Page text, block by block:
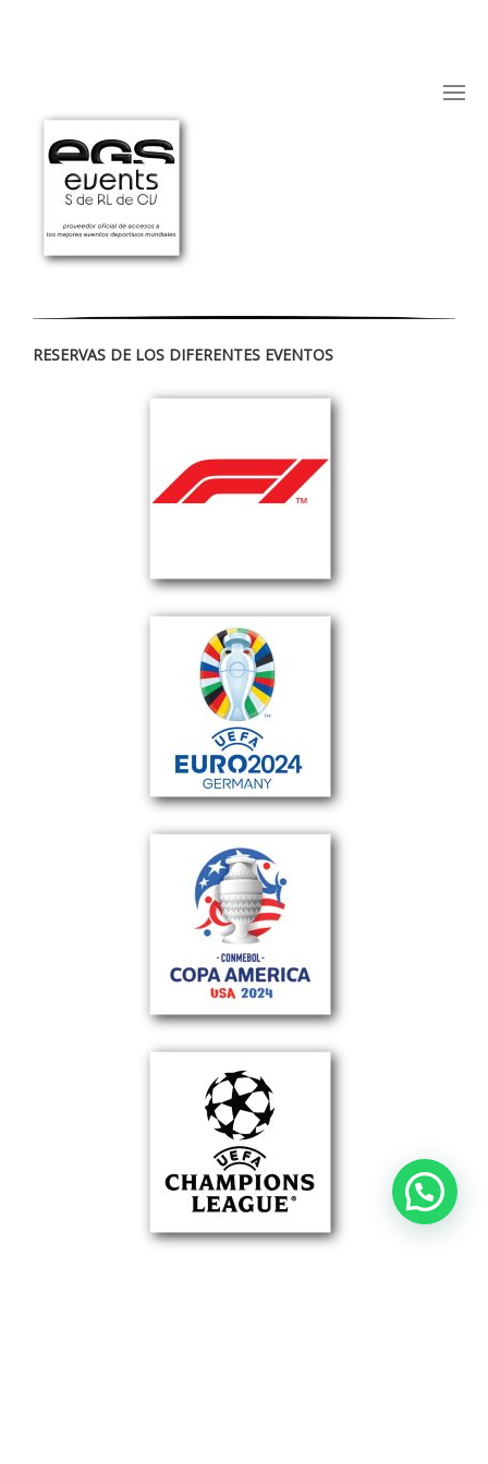
RESERVAS DE LOS DIFERENTES EVENTOS
aviso de privacidadtérminos y condiciones
whatsapp: +52 56 1202 7665
©2024 EGS Events S. de R.L. de C.V.